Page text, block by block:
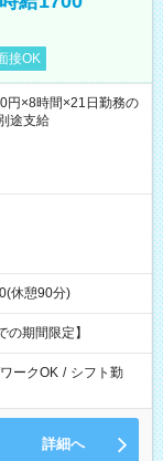
接OK
円×8時間×21日勤務の
途支給
休憩90分)
期間限定】
ークOK / シフト勤
詳細へ